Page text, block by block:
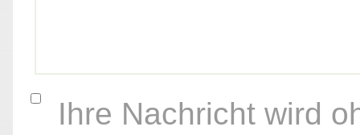
Ihre Nachricht wird